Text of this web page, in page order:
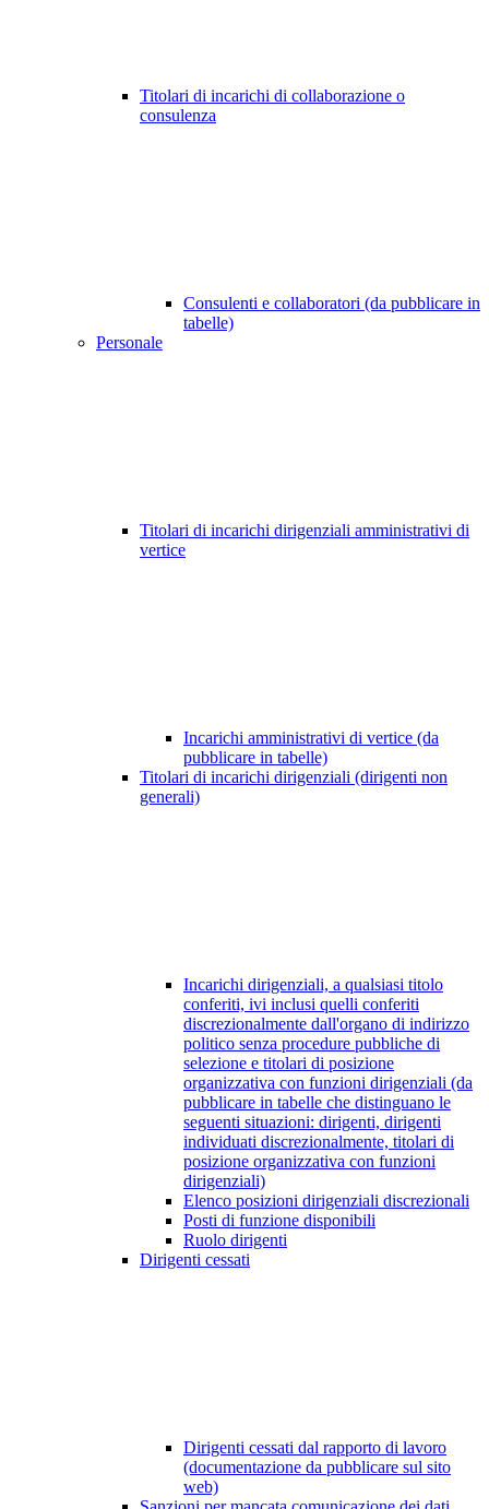
Titolari di incarichi di collaborazione o
consulenza
Consulenti e collaboratori (da pubblicare in
tabelle)
Personale
Titolari di incarichi dirigenziali amministrativi di
vertice
Incarichi amministrativi di vertice (da
pubblicare in tabelle)
Titolari di incarichi dirigenziali (dirigenti non
generali)
Incarichi dirigenziali, a qualsiasi titolo
conferiti, ivi inclusi quelli conferiti
discrezionalmente dall'organo di indirizzo
politico senza procedure pubbliche di
selezione e titolari di posizione
organizzativa con funzioni dirigenziali (da
pubblicare in tabelle che distinguano le
seguenti situazioni: dirigenti, dirigenti
individuati discrezionalmente, titolari di
posizione organizzativa con funzioni
dirigenziali)
Elenco posizioni dirigenziali discrezionali
Posti di funzione disponibili
Ruolo dirigenti
Dirigenti cessati
Dirigenti cessati dal rapporto di lavoro
(documentazione da pubblicare sul sito
web)